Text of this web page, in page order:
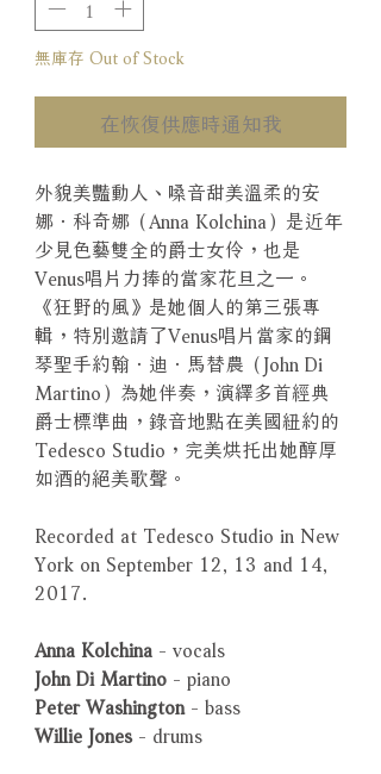
無庫存 Out of Stock
在恢復供應時通知我
外貌美豔動人、嗓音甜美溫柔的安
娜．科奇娜（Anna Kolchina）是近年
少見色藝雙全的爵士女伶，也是
Venus唱片力捧的當家花旦之一。
《狂野的風》是她個人的第三張專
輯，特別邀請了Venus唱片當家的鋼
琴聖手約翰．迪．馬替農（John Di
Martino）為她伴奏，演繹多首經典
爵士標準曲，錄音地點在美國紐約的
Tedesco Studio，完美烘托出她醇厚
如酒的絕美歌聲。
Recorded at Tedesco Studio in New
York on September 12, 13 and 14,
2017.
Anna Kolchina - vocals
John Di Martino - piano
Peter Washington- bass
Willie Jones- drums